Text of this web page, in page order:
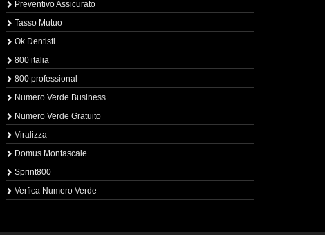
Preventivo Assicurato
Tasso Mutuo
Ok Dentisti
800 italia
800 professional
Numero Verde Business
Numero Verde Gratuito
Viralizza
Domus Montascale
Sprint800
Verfica Numero Verde